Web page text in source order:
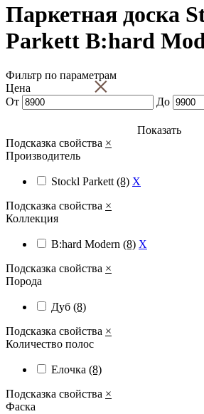
Паркетная доска
Parkett B:hard
Фильтр по параметрам
×
Цена
От
До
Показать
Подсказка свойства ×
Производитель
Stockl Parkett (8) X
Подсказка свойства ×
Коллекция
B:hard Modern (8) X
Подсказка свойства ×
Порода
Дуб (8)
Подсказка свойства ×
Количество полос
Елочка (8)
Подсказка свойства ×
Фаска